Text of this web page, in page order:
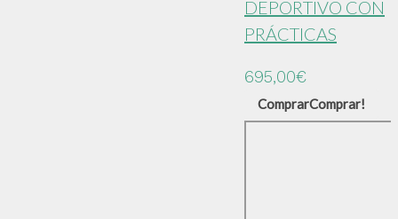
DEPORTIVO CON
PRÁCTICAS
695,00€
ComprarComprar!